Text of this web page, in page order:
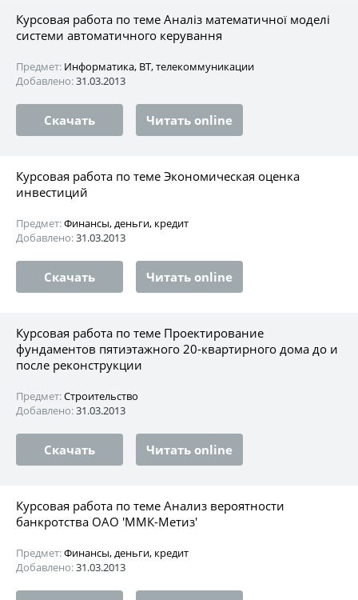
Курсовая работа по теме Аналіз математичної моделі
системи автоматичного керування
Предмет: Информатика, ВТ, телекоммуникации
Добавлено:31.03.2013
Скачать Читать online
Курсовая работа по теме Экономическая оценка
инвестиций
Предмет:Финансы, деньги, кредит
Добавлено:31.03.2013
Скачать Читать online
Курсовая работа по теме Проектирование
фундаментов пятиэтажного 20-квартирного дома до и
после реконструкции
Предмет:Строительство
Добавлено:31.03.2013
Скачать Читать online
Курсовая работа по теме Анализ вероятности
банкротства ОАО 'ММК-Метиз'
Предмет:Финансы, деньги, кредит
Добавлено:31.03.2013